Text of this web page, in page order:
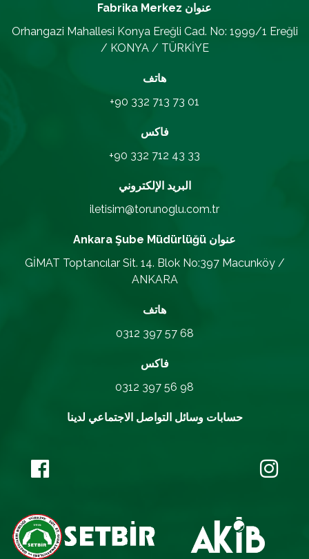
Fabrika Merkez عنوان
Orhangazi Mahallesi Konya Ereğli Cad. No: 1999/1 Ereğli
/ KONYA / TÜRKİYE
هاتف
+90 332 713 73 01
فاكس
+90 332 712 43 33
البريد الإلكتروني
iletisim@torunoglu.com.tr
Ankara Şube Müdürlüğü عنوان
GİMAT Toptancılar Sit. 14. Blok No:397 Macunköy /
ANKARA
هاتف
0312 397 57 68
فاكس
0312 397 56 98
حسابات وسائل التواصل الاجتماعي لدينا